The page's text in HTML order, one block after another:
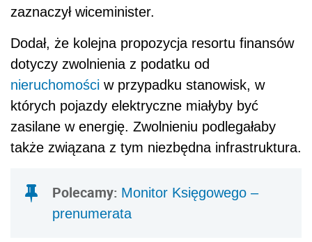
zaznaczył wiceminister.
Dodał, że kolejna propozycja resortu finansów
dotyczy zwolnienia z podatku od
nieruchomości w przypadku stanowisk, w
których pojazdy elektryczne miałyby być
zasilane w energię. Zwolnieniu podlegałaby
także związana z tym niezbędna infrastruktura.
Polecamy: Monitor Księgowego –
prenumerata